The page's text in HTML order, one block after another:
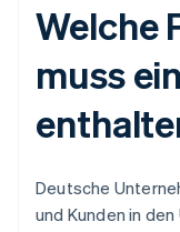
Welche
muss
Deutsche
und Kunden in